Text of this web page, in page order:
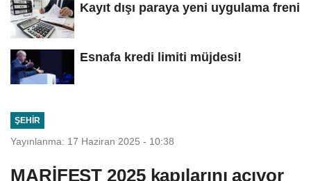
Kayıt dışı paraya yeni uygulama freni
Esnafa kredi limiti müjdesi!
ŞEHIR
Yayınlanma: 17 Haziran 2025 - 10:38
MARİFEST 2025 kapılarını açıyor